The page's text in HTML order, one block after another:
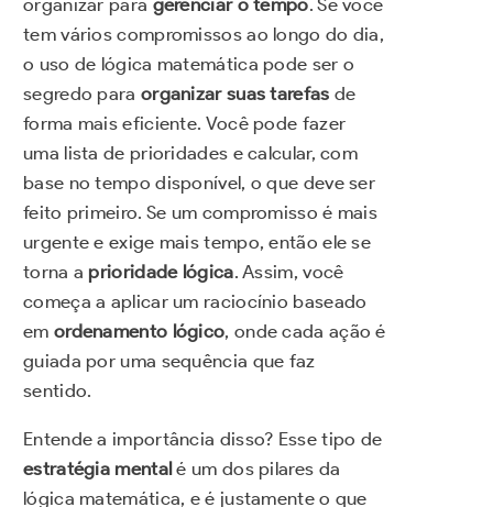
tem vários compromissos ao longo do dia,
o uso de lógica matemática pode ser o
segredo para organizar suas tarefas de
forma mais eficiente. Você pode fazer
uma lista de prioridades e calcular, com
base no tempo disponível, o que deve ser
feito primeiro. Se um compromisso é mais
urgente e exige mais tempo, então ele se
torna a prioridade lógica. Assim, você
começa a aplicar um raciocínio baseado
em ordenamento lógico, onde cada ação é
guiada por uma sequência que faz
sentido.
Entende a importância disso? Esse tipo de
estratégia mentalé um dos pilares da
lógica matemática, e é justamente o que